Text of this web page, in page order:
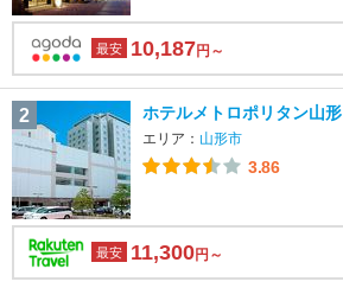
最安 10,187円～
2 ホテルメトロポリタン山形
エリア： 山形市
3.86
最安 11,300円～